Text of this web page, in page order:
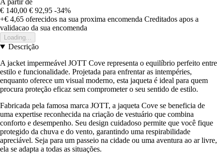
A partir de
€ 140,00 € 92,95 -34%
+€ 4,65 oferecidos na sua proxima encomenda Creditados apos a
validacao da sua encomenda
Loading...
Descrição
A jacket impermeável JOTT Cove representa o equilíbrio perfeito entre
estilo e funcionalidade. Projetada para enfrentar as intempéries,
enquanto oferece um visual moderno, esta jaqueta é ideal para quem
procura proteção eficaz sem comprometer o seu sentido de estilo.
Fabricada pela famosa marca JOTT, a jaqueta Cove se beneficia de
uma expertise reconhecida na criação de vestuário que combina
conforto e desempenho. Seu design cuidadoso permite que você fique
protegido da chuva e do vento, garantindo uma respirabilidade
apreciável. Seja para um passeio na cidade ou uma aventura ao ar livre,
ela se adapta a todas as situações.